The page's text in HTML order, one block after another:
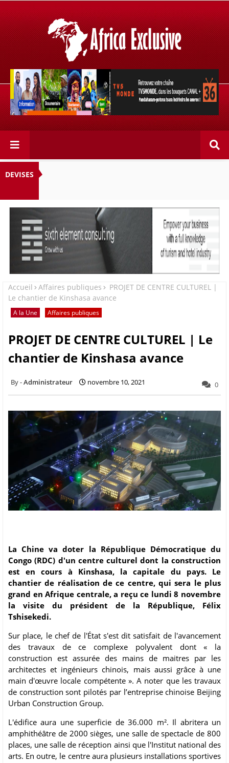
Retrouvez votre chaîne @TV5MONDE, dans les bouquets
CANAL+ 36 . Fandaharam-potoana tsara indrindra ho
anareo!
DEVISES
Accueil Affaires publiques
PROJET DE CENTRE CULTUREL |
Le chantier de Kinshasa avance
A la Une Affaires publiques
PROJET DE CENTRE CULTUREL | Le
chantier de Kinshasa avance
Administrateur novembre 10, 2021 0
La Chine va doter la République Démocratique du
Congo (RDC) d'un centre culturel dont la construction
est en cours à Kinshasa, la capitale du pays. Le
chantier de réalisation de ce centre, qui sera le plus
grand en Afrique centrale, a reçu ce lundi 8 novembre
la visite du président de la République, Félix
Tshisekedi.
Sur place, le chef de l'État s'est dit satisfait de l'avancement
des travaux de ce complexe polyvalent dont « la
construction est assurée des mains de maitres par les
architectes et ingénieurs chinois, mais aussi grâce à une
main d'œuvre locale compétente ». A noter que les travaux
de construction sont pilotés par l’entreprise chinoise Beijing
Urban Construction Group.
L'édifice aura une superficie de 36.000 m². Il abritera un
amphithéâtre de 2000 sièges, une salle de spectacle de 800
places, une salle de réception ainsi que l'Institut national des
arts. En outre, le centre aura plusieurs installations sportives